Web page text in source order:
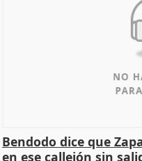
Bendodo dice que
en ese callejón sin